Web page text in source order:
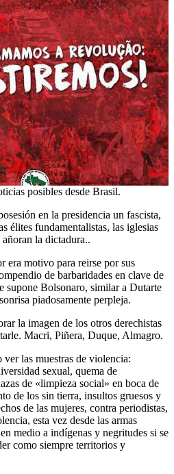
posibles desde Brasil.
en la presidencia un fascista,
élites fundamentalistas, las iglesias
la dictadura..
era motivo para reirse por sus
de barbaridades en clave de
supone Bolsonaro, similar a Dutarte
piadosamente perpleja.
la imagen de los otros derechistas
Macri, Piñera, Duque, Almagro.
las muestras de violencia:
sexual, quema de
de «limpieza social» en boca de
de los sin tierra, insultos gruesos y
de las mujeres, contra periodistas,
esta vez desde las armas
medio a indígenas y negritudes si se
como siempre territorios y